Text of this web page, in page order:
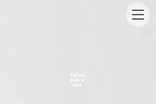
EWHA
GIRLS'
ART